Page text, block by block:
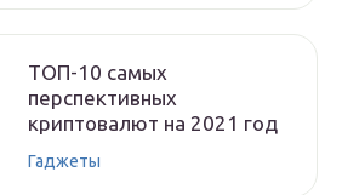
ТОП-10 самых
перспективных
криптовалют на 2021 год
Гаджеты